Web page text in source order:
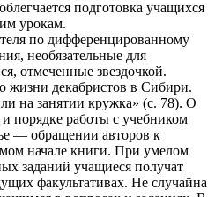
подготовка учащихся
урокам.
по дифференцированному
необязательные для
отмеченные звездочкой.
жизни декабристов в Сибири.
на занятии кружка» (с. 78). О
порядке работы с учебником
— обращении авторов к
начале книги. При умелом
заданий учащиеся получат
факультативах. Не случайна